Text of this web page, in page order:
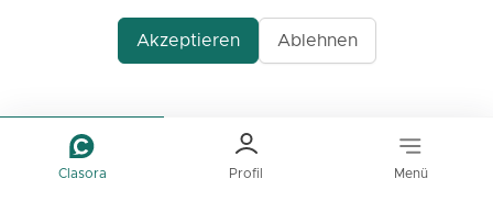
Clasora Profil Menü
Nutzungsbedingungen
Akzeptieren Ablehnen